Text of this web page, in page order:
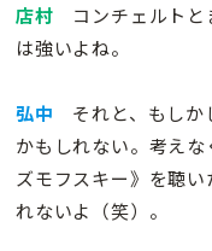
店村 コンチェルトと
は強いよね。
弘中 それと、もしか
かもしれない。考え
ズモフスキー》を聴
れないよ（笑）。